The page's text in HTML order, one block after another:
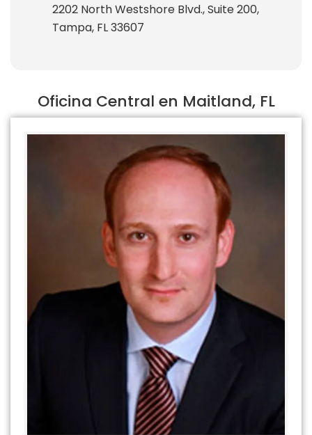
2202 North Westshore Blvd., Suite 200,
Tampa, FL 33607
Oficina Central en Maitland, FL